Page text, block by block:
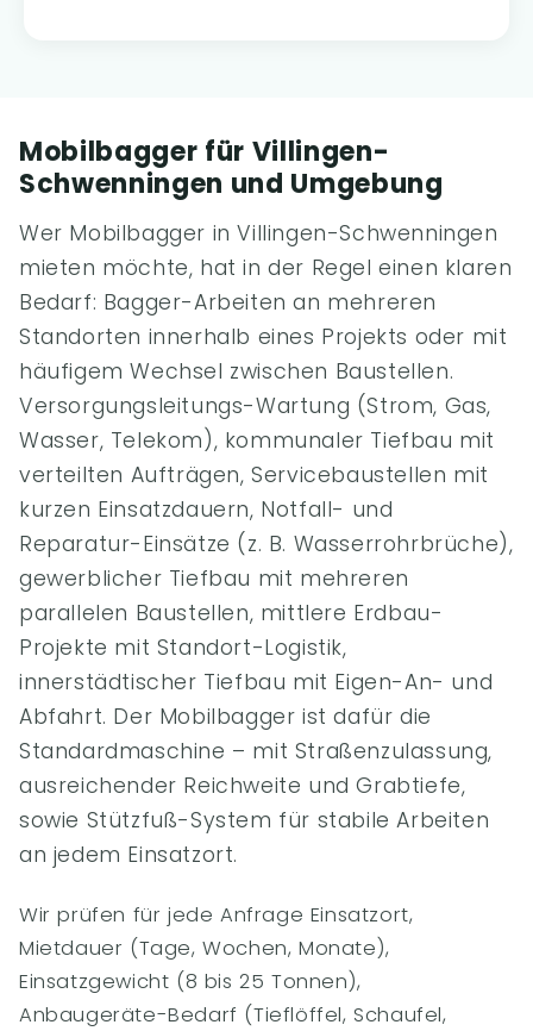
Mobilbagger für Villingen-
Schwenningen und Umgebung
Wer Mobilbagger in Villingen-Schwenningen
mieten möchte, hat in der Regel einen klaren
Bedarf: Bagger-Arbeiten an mehreren
Standorten innerhalb eines Projekts oder mit
häufigem Wechsel zwischen Baustellen.
Versorgungsleitungs-Wartung (Strom, Gas,
Wasser, Telekom), kommunaler Tiefbau mit
verteilten Aufträgen, Servicebaustellen mit
kurzen Einsatzdauern, Notfall- und
Reparatur-Einsätze (z. B. Wasserrohrbrüche),
gewerblicher Tiefbau mit mehreren
parallelen Baustellen, mittlere Erdbau-
Projekte mit Standort-Logistik,
innerstädtischer Tiefbau mit Eigen-An- und
Abfahrt. Der Mobilbagger ist dafür die
Standardmaschine – mit Straßenzulassung,
ausreichender Reichweite und Grabtiefe,
sowie Stützfuß-System für stabile Arbeiten
an jedem Einsatzort.
Wir prüfen für jede Anfrage Einsatzort,
Mietdauer (Tage, Wochen, Monate),
Einsatzgewicht (8 bis 25 Tonnen),
Anbaugeräte-Bedarf (Tieflöffel, Schaufel,